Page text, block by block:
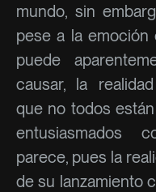
mundo, sin
pese a la emoción
puede
causar, la
que no todos
entusiasmados
parece, pues la
de su lanzamiento